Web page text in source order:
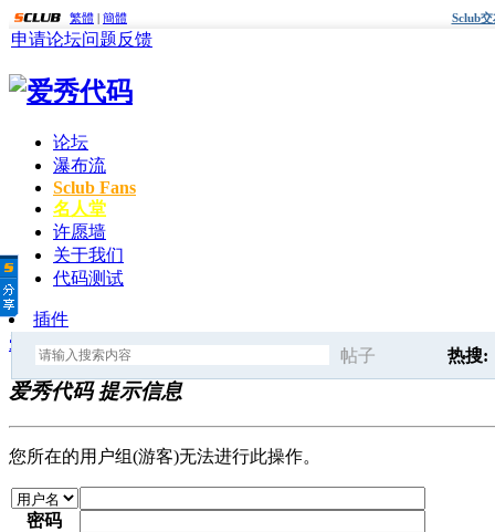
繁體 | 簡體 Sclub
申请论坛问题反馈
论坛
瀑布流
Sclub Fans
名人堂
许愿墙
关于我们
代码测试
插件
帖子
热搜:
这里生
爱秀代码
爱秀代码 提示信息
您所在的用户组(游客)无法进行此操作。
密码